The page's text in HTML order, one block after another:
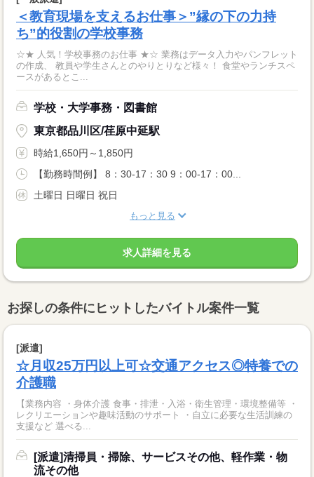
＜教育現場を支えるお仕事＞”縁の下の力持
ち”的役割の学校事務
☆★ 人気！学校事務のお仕事 ★☆ 業務はデータ入力やパンフレット
の作成、 教員や学生さんとのやりとりなど様々！ 食堂やランチスペ
ースがあるとこ...
学校・大学事務・図書館
東京都品川区/荏原中延駅
時給1,650円～1,850円
【勤務時間例】 8：30-17：30 9：00-17：00...
土曜日 日曜日 祝日
もっと見る
求人詳細を見る
お探しの条件にヒットしたバイトル案件一覧
[派遣]
☆月収25万円以上可☆交通アクセス◎特養での
介護職
【業務内容 ・身体介護 食事・排泄・入浴・衛生管理・環境整備等 ・
レクリエーションや趣味活動のサポート ・自立に必要な生活訓練の
支援など 選べる...
[派遣]清掃員・掃除、サービスその他、軽作業・物
流その他